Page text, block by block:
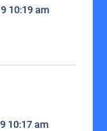
10:19 am
10:17 am